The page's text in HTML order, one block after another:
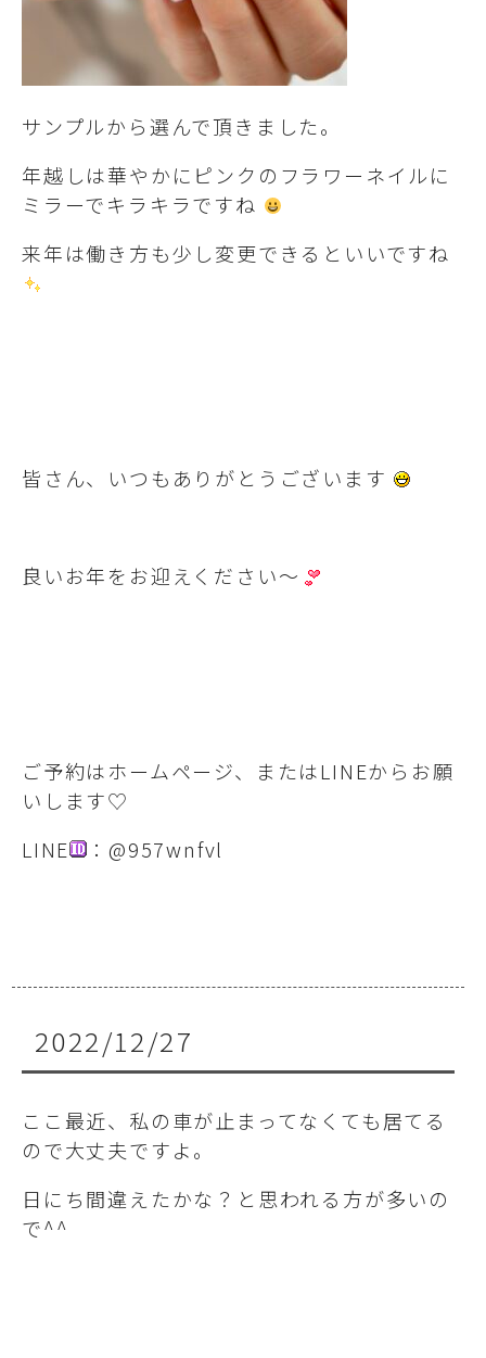
サンプルから選んで頂きました。
年越しは華やかにピンクのフラワーネイルに
ミラーでキラキラですね
来年は働き方も少し変更できるといいですね
皆さん、いつもありがとうございます
良いお年をお迎えください～
ご予約はホームページ、またはLINEからお願
いします♡
LINE
：@957wnfvl
2022/12/27
ここ最近、私の車が止まってなくても居てる
ので大丈夫ですよ。
日にち間違えたかな？と思われる方が多いの
で^^